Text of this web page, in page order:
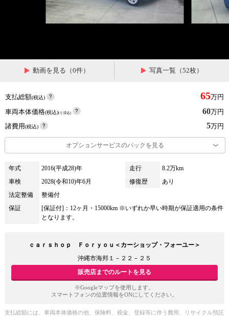
動画を見る（0件） 写真一覧（52枚）
支払総額(税込) 65万円
車両本体価格(税込)(リ済込) 60万円
諸費用(税込) 5万円
オプションサービスのパックを見る
年式 2016(平成28)年 走行
8.2万km
車検
2028(令和10)年6月 修復歴
あり
法定整備
整備付
保証
[保証付]：12ヶ月・15000km ※いずれか早い時期が保証適用の条件
となります。
ｃａｒｓｈｏｐ Ｆｏｒｙｏｕ＜カーショップ・フォーユー＞
沖縄市海邦１－２２－２５
販売店までのルートを見る
※Googleマップを使用します。
スマートフォンの位置情報をONにしてください。
支払総額には、車両本体価格の他、保険料、税金、登録等に伴う費用、リサイクル預託